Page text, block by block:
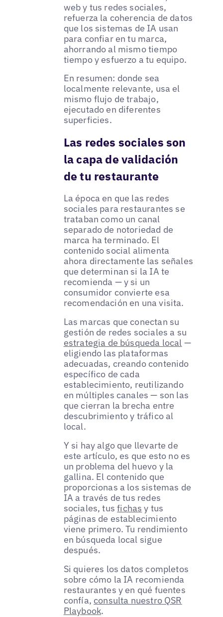
web y tus redes sociales,
refuerza la coherencia de datos
que los sistemas de IA usan
para confiar en tu marca,
ahorrando al mismo tiempo
tiempo y esfuerzo a tu equipo.
En resumen: donde sea
localmente relevante, usa el
mismo flujo de trabajo,
ejecutado en diferentes
superficies.
Las redes sociales son
la capa de validación
de tu restaurante
La época en que las redes
sociales para restaurantes se
trataban como un canal
separado de notoriedad de
marca ha terminado. El
contenido social alimenta
ahora directamente las señales
que determinan si la IA te
recomienda — y si un
consumidor convierte esa
recomendación en una visita.
Las marcas que conectan su
gestión de redes sociales a su
estrategia de búsqueda local —
eligiendo las plataformas
adecuadas, creando contenido
específico de cada
establecimiento, reutilizando
en múltiples canales — son las
que cierran la brecha entre
descubrimiento y tráfico al
local.
Y si hay algo que llevarte de
este artículo, es que esto no es
un problema del huevo y la
gallina. El contenido que
proporcionas a los sistemas de
IA a través de tus redes
sociales, tusfichas y tus
páginas de establecimiento
viene primero. Tu rendimiento
en búsqueda local sigue
después.
Si quieres los datos completos
sobre cómo la IA recomienda
restaurantes y en qué fuentes
confía,consulta nuestro QSR
Playbook.